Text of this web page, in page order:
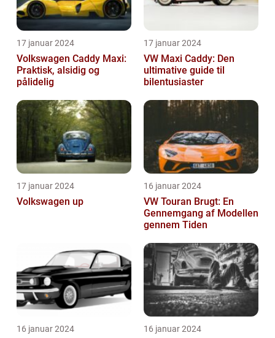
17 januar 2024
Volkswagen Caddy Maxi:
Praktisk, alsidig og
pålidelig
17 januar 2024
VW Maxi Caddy: Den
ultimative guide til
bilentusiaster
17 januar 2024
Volkswagen up
16 januar 2024
VW Touran Brugt: En
Gennemgang af Modellen
gennem Tiden
16 januar 2024 16 januar 2024